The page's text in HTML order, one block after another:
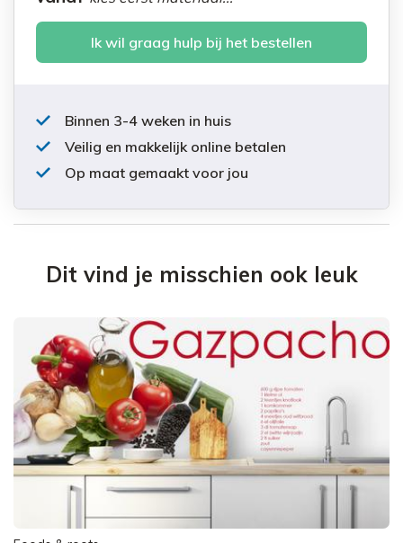
Ik wil graag hulp bij het bestellen
Binnen 3-4 weken in huis
Veilig en makkelijk online betalen
Op maat gemaakt voor jou
Dit vind je misschien ook leuk